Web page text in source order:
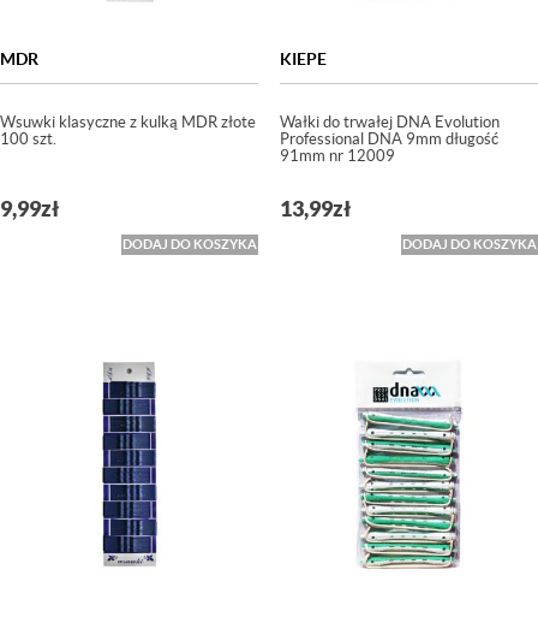
MDR
Wsuwki klasyczne z kulką MDR złote
100 szt.
9,99zł
DODAJ DO KOSZYKA
KIEPE
Wałki do trwałej DNA Evolution
Professional DNA 9mm długość
91mm nr 12009
13,99zł
DODAJ DO KOSZYKA